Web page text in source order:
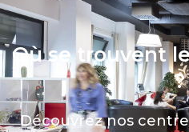
Où se trouvent
?
Découvrez nos